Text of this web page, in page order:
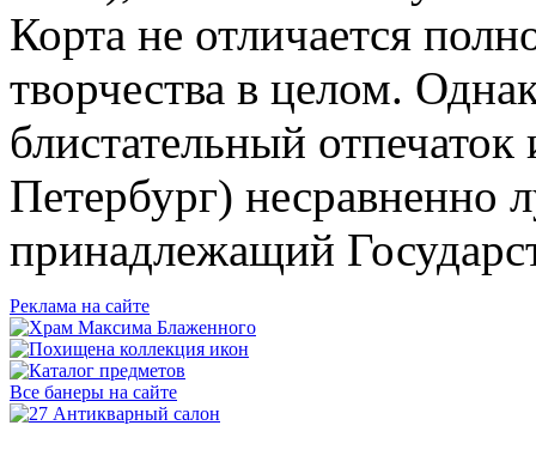
Корта не отличается
творчества в целом.
блистательный
Петербург) несравненно
принадлежащий
Реклама на сайте
Все банеры на сайте